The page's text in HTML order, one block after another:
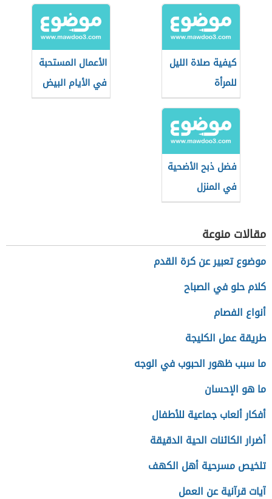
كيفية صلاة الليل
للمرأة
الأعمال المستحبة
في الأيام البيض
فضل ذبح الأضحية
في المنزل
مقالات منوعة
موضوع تعبير عن كرة القدم
كلام حلو في الصباح
أنواع الفصام
طريقة عمل الكليجة
ما سبب ظهور الحبوب في الوجه
ما هو الإحسان
أفكار ألعاب جماعية للأطفال
أضرار الكائنات الحية الدقيقة
تلخيص مسرحية أهل الكهف
آيات قرآنية عن العمل